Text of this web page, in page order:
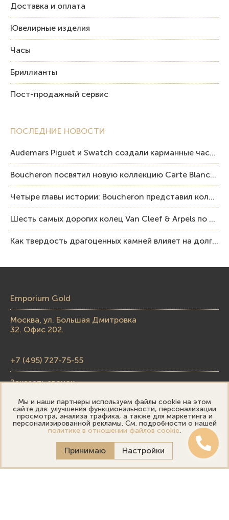
ПОСЛЕДНИЕ НОВОСТИ
Audemars Piguet и Swatch создали карманные часы в эстетике Royal Oak и Pop Art
Boucheron посвятил новую коллекцию Carte Blanche Human Being человеку и силе мастерства
Четыре главы истории: Boucheron представил коллекцию «Nom: Boucheron, Prénom: Frédéric»
Шесть самых дорогих колец Van Cleef & Arpels по итогам аукционов Sotheby’s
Как твердость драгоценных камней влияет на долговечность ювелирных изделий
Доставка и оплата
Ювелирные изделия
Часы
Бриллианты
Пост-продажный сервис
Emporium Gold
Москва, ул. Большая Дмитровка
32. Офис 202.
+7 (495) 727-75-55
Заказать звонок
skupka@emporiumgold.com
sale@emporiumgold.com
Режим работы:
Пн-Пт: 10:00–20:00
Мы и наши партнеры используем файлы cookie на этом
сайте для: улучшения функциональности, персонализации
просмотра, анализа трафика, а также для маркетинга и
персонализированной рекламы. См. подробности о нашей
политике в отношении файлов cookie.
Принимаю Настройки